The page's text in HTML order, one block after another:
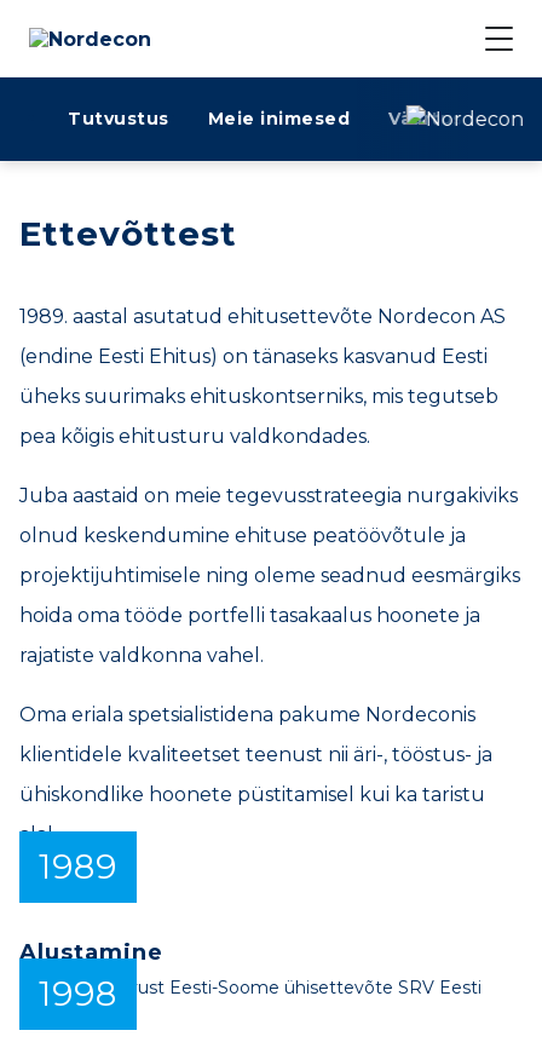
Tutvustus Meie inimesed Väärtused
Ettevõttest
1989. aastal asutatud ehitusettevõte Nordecon AS
(endine Eesti Ehitus) on tänaseks kasvanud Eesti
üheks suurimaks ehituskontserniks, mis tegutseb
pea kõigis ehitusturu valdkondades.
Juba aastaid on meie tegevusstrateegia nurgakiviks
olnud keskendumine ehituse peatöövõtule ja
projektijuhtimisele ning oleme seadnud eesmärgiks
hoida oma tööde portfelli tasakaalus hoonete ja
rajatiste valdkonna vahel.
Oma eriala spetsialistidena pakume Nordeconis
klientidele kvaliteetset teenust nii äri-, tööstus- ja
ühiskondlike hoonete püstitamisel kui ka taristu
alal.
1989
Alustamine
Alustab tegevust Eesti-Soome ühisettevõte SRV Eesti
1998